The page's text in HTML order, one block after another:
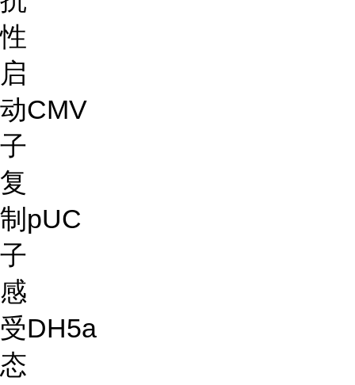
性
启
动
子
CMV
复
制
子
pUC
感
受
态
DH5a